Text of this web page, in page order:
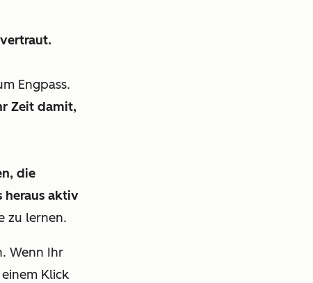
Engpass.
Zeit damit,
die
heraus aktiv
zu lernen.
Wenn Ihr
Klick